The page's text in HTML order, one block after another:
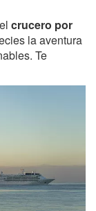
crucero por
la aventura
Te